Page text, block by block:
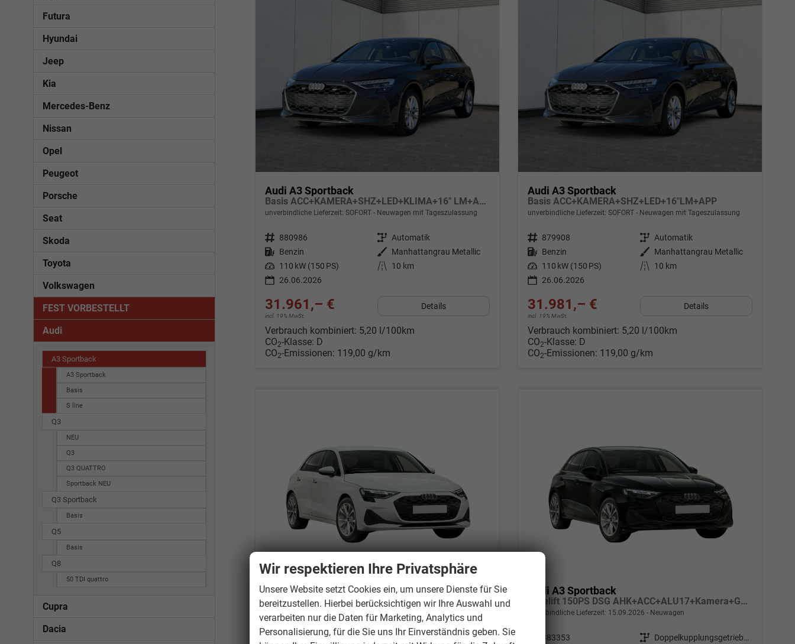
Audi A3 Sportback
Basis ACC+KAMERA+SHZ+LED+KLIMA+16" LM+APP
unverbindliche Lieferzeit: SOFORT Neuwagen mit Tageszulassung
Fahrzeugnr. 880986 Getriebe Automatik
Kraftstoff Benzin Außenfarbe
Manhattangrau Metallic
Leistung 110 kW (150 PS) Kilometerstand
10 km
26.06.2026
31.961,– €
incl. 19% MwSt.
Details
Verbrauch kombiniert: 5,20 l/100km
CO2-Klasse: D
CO2-Emissionen: 119,00 g/km
Audi A3 Sportback
Basis ACC+KAMERA+SHZ+LED+16"LM+APP
unverbindliche Lieferzeit: SOFORT Neuwagen mit Tageszulassung
Fahrzeugnr. 879908 Getriebe Automatik
Kraftstoff Benzin Außenfarbe
Manhattangrau Metallic
Leistung 110 kW (150 PS) Kilometerstand
10 km
26.06.2026
31.981,– €
incl. 19% MwSt.
Details
Verbrauch kombiniert: 5,20 l/100km
CO2-Klasse: D
CO2-Emissionen: 119,00 g/km
Audi A3 Sportback
Facelift 150PS DSG AHK+ACC+ALU17+Kamera+GV3+Sitzheizung
unverbindliche Lieferzeit: 15.09.2026 Neuwagen
Fahrzeugnr. 883351 Getriebe
Doppelkupplungsgetriebe (DSG)
Audi A3 Sportback
Facelift 150PS DSG AHK+ACC+ALU17+Kamera+GV3+Sitzheizung
unverbindliche Lieferzeit: 15.09.2026 Neuwagen
883353 Getriebe
Doppelkupplungsgetriebe (DSG)
Futura
Hyundai
Jeep
Kia
Mercedes-Benz
Nissan
Opel
Peugeot
Porsche
Seat
Skoda
Toyota
Volkswagen
FEST VORBESTELLT
Audi
A3 Sportback
A3 Sportback
Basis
S line
Q3
NEU
Q3
Q3 QUATTRO
Sportback NEU
Q3 Sportback
Basis
Q5
Basis
Q8
50 TDI quattro
Cupra
Dacia
Wir respektieren Ihre Privatsphäre
Unsere Website setzt Cookies ein, um unsere Dienste für Sie
bereitzustellen. Hierbei berücksichtigen wir Ihre Auswahl und
verarbeiten nur die Daten für Marketing, Analytics und
Personalisierung, für die Sie uns Ihr Einverständnis geben. Sie